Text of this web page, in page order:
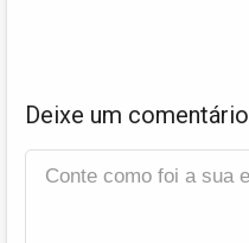
Deixe um comentário